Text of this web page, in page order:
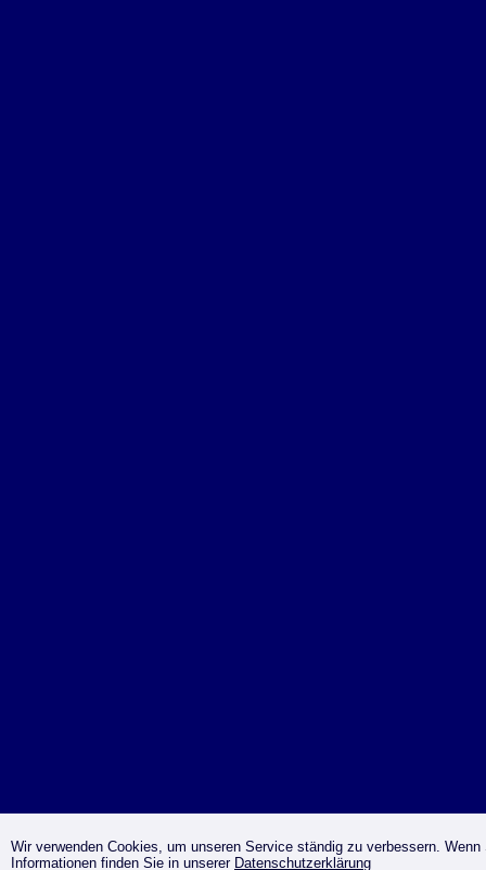
Wir verwenden Cookies, um unseren Service ständig zu verbessern.
Informationen finden Sie in unserer Datenschutzerklärung